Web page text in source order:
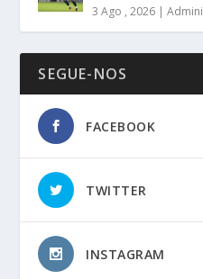
3 Ago , 2026 |
SEGUE-NOS
FACEBOOK
TWITTER
INSTAGRAM